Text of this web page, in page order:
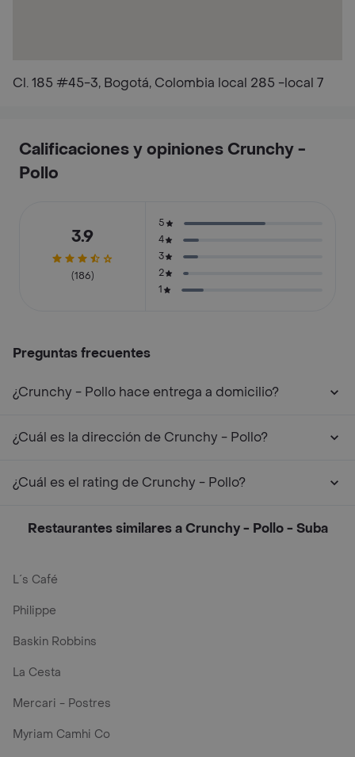
Cl. 185 #45-3, Bogotá, Colombia local 285 -local 7
Calificaciones y opiniones Crunchy -
Pollo
3.9
(186)
5
4
3
2
1
Preguntas frecuentes
¿Crunchy - Pollo hace entrega a domicilio?
¿Cuál es la dirección de Crunchy - Pollo?
¿Cuál es el rating de Crunchy - Pollo?
Restaurantes similares a Crunchy - Pollo - Suba
L´s Café
Philippe
Baskin Robbins
La Cesta
Mercari - Postres
Myriam Camhi Co